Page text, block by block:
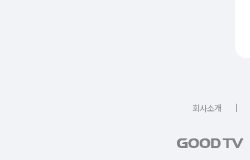
회사소개 ｜